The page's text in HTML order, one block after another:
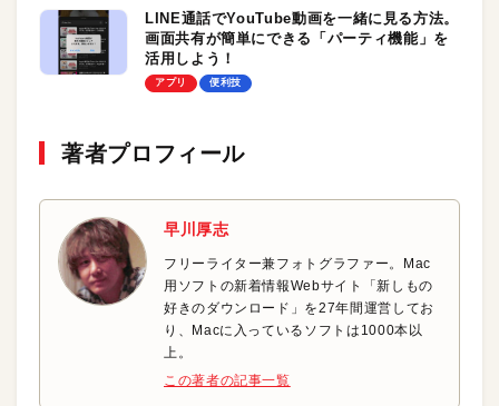
LINE通話でYouTube動画を一緒に見る方法。
画面共有が簡単にできる「パーティ機能」を
活用しよう！
アプリ 便利技
著者プロフィール
早川厚志
フリーライター兼フォトグラファー。Mac
用ソフトの新着情報Webサイト「新しもの
好きのダウンロード」を27年間運営してお
り、Macに入っているソフトは1000本以
上。
この著者の記事一覧